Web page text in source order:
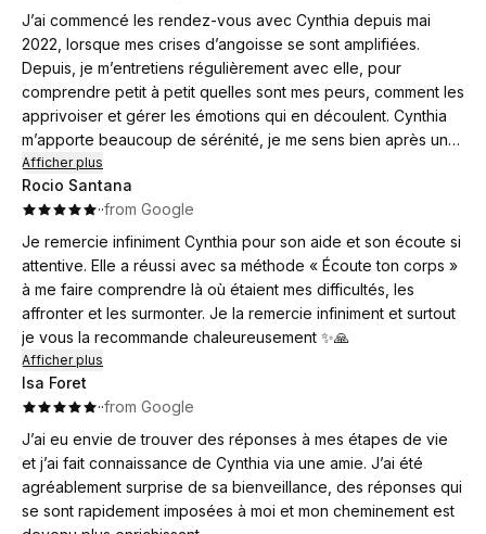
J’ai commencé les rendez-vous avec Cynthia depuis mai
2022, lorsque mes crises d’angoisse se sont amplifiées.
Depuis, je m’entretiens régulièrement avec elle, pour
comprendre petit à petit quelles sont mes peurs, comment les
apprivoiser et gérer les émotions qui en découlent. Cynthia
m’apporte beaucoup de sérénité, je me sens bien après un
rdv. Elle est très douce et rassurante dans sa méthode de
travail. Un tout grand merci à toi Cynthia, hâte de continuer ce
travail avec toi.
Afficher plus
Rocio Santana
··from Google
Je remercie infiniment Cynthia pour son aide et son écoute si
attentive. Elle a réussi avec sa méthode « Écoute ton corps »
à me faire comprendre là où étaient mes difficultés, les
affronter et les surmonter. Je la remercie infiniment et surtout
je vous la recommande chaleureusement ✨🙏
Afficher plus
Isa Foret
··from Google
J’ai eu envie de trouver des réponses à mes étapes de vie
et j’ai fait connaissance de Cynthia via une amie. J’ai été
agréablement surprise de sa bienveillance, des réponses qui
se sont rapidement imposées à moi et mon cheminement est